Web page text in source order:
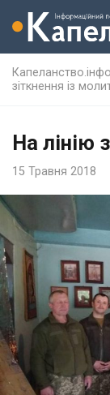
Капеланство.інфо
зіткнення із
На лінію
15 Травня 2018